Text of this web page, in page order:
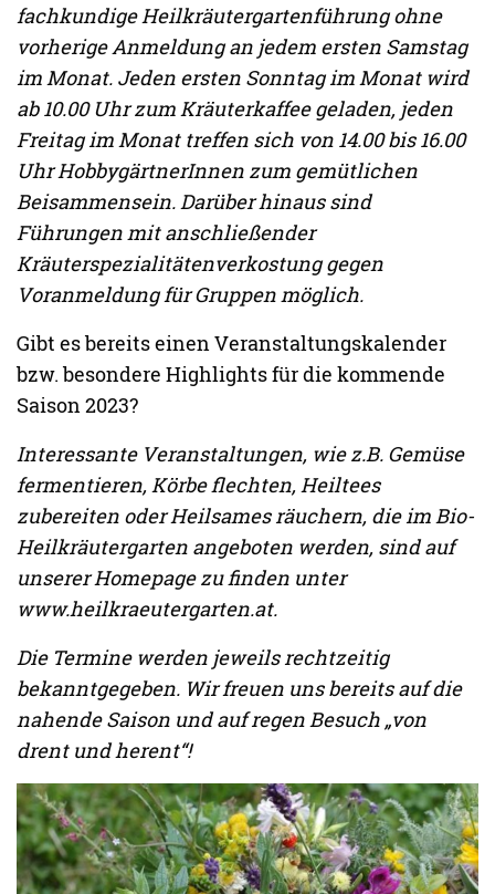
fachkundige Heilkräutergartenführung ohne
vorherige Anmeldung an jedem ersten Samstag
im Monat. Jeden ersten Sonntag im Monat wird
ab 10.00 Uhr zum Kräuterkaffee geladen, jeden
Freitag im Monat treffen sich von 14.00 bis 16.00
Uhr HobbygärtnerInnen zum gemütlichen
Beisammensein. Darüber hinaus sind
Führungen mit anschließender
Kräuterspezialitätenverkostung gegen
Voranmeldung für Gruppen möglich.
Gibt es bereits einen Veranstaltungskalender
bzw. besondere Highlights für die kommende
Saison 2023?
Interessante Veranstaltungen, wie z.B. Gemüse
fermentieren, Körbe flechten, Heiltees
zubereiten oder Heilsames räuchern, die im Bio-
Heilkräutergarten angeboten werden, sind auf
unserer Homepage zu finden unter
www.heilkraeutergarten.at.
Die Termine werden jeweils rechtzeitig
bekanntgegeben. Wir freuen uns bereits auf die
nahende Saison und auf regen Besuch „von
drent und herent“!